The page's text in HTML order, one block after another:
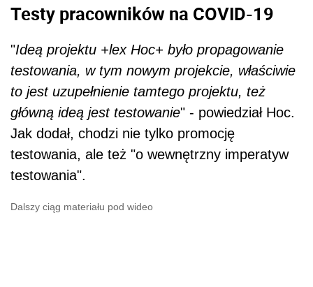
Testy pracowników na COVID-19
"Ideą projektu +lex Hoc+ było propagowanie
testowania, w tym nowym projekcie, właściwie
to jest uzupełnienie tamtego projektu, też
główną ideą jest testowanie" - powiedział Hoc.
Jak dodał, chodzi nie tylko promocję
testowania, ale też "o wewnętrzny imperatyw
testowania".
Dalszy ciąg materiału pod wideo